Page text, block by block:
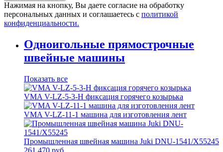
Нажимая на кнопку, Вы даете согласие на обработку
персональных данных и соглашаетесь с политикой
конфиденциальности.
Одноигольные прямострочные
швейные машины
Показать все
VMA V-LZ-5-3-H фиксация горячего козырька
VMA V-LZ-11-1 машина для изготовления лент
Промышленная швейная машина Juki DNU-1541/X55245
261 470 руб